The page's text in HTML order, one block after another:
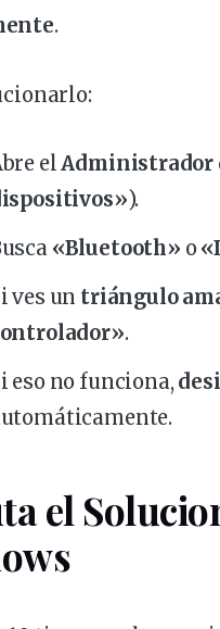
.
elAdministrador
).
«Bluetooth» o
ves un triángulo
.
eso no funciona,
el